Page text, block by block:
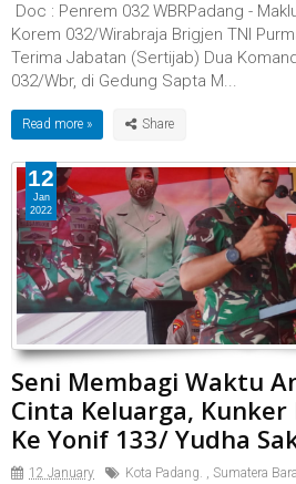
Doc : Penrem 032 WBRPadang -
Korem 032/Wirabraja Brigjen TNI
Terima Jabatan (Sertijab) Dua
032/Wbr, di Gedung Sapta M...
Read more »
Seni Membagi Waktu
Cinta Keluarga, Kunker
Ke Yonif 133/ Yudha
12 January Kota Padang. , Sumatera
12
Jan
2022